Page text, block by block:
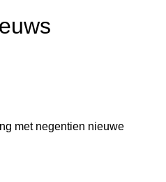
met negentien nieuwe